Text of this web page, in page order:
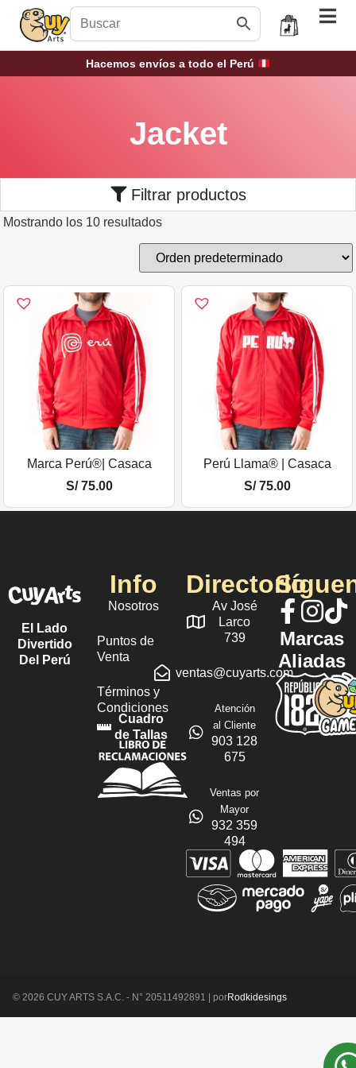
Hacemos envíos a todo el Perú
Jacket
Filtrar productos
Mostrando los 10 resultados
Marca Perú®| Casaca
S/75.00
Perú Llama® | Casaca
S/75.00
El Lado
Divertido
Del Perú
Info
Nosotros
Puntos de
Venta
Términos y
Condiciones
Cuadro
de Tallas
Directorio
Av José
Larco
739
ventas@cuyarts.com
Atención
al Cliente
903 128
675
Ventas por
Mayor
932 359
494
Marcas
Aliadas
© 2026 CUY ARTS S.A.C. - N° 20511492891 | porRodkidesings